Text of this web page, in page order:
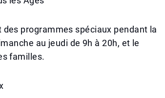
programmes spéciaux pendant la
au jeudi de 9h à 20h, et le
familles.